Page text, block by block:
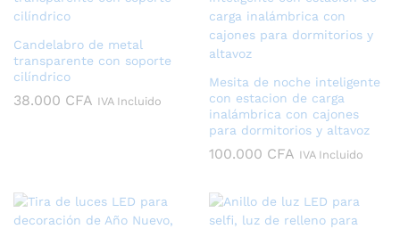
Candelabro de metal
transparente con soporte
cilíndrico
38.000 CFA IVA Incluido
Mesita de noche inteligente
con estacion de carga
inalámbrica con cajones
para dormitorios y altavoz
100.000 CFA IVA Incluido